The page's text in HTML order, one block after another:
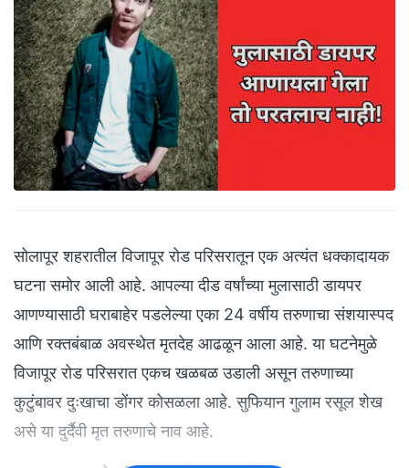
सोलापूर शहरातील विजापूर रोड परिसरातून एक अत्यंत धक्कादायक
घटना समोर आली आहे. आपल्या दीड वर्षांच्या मुलासाठी डायपर
आणण्यासाठी घराबाहेर पडलेल्या एका 24 वर्षीय तरुणाचा संशयास्पद
आणि रक्तबंबाळ अवस्थेत मृतदेह आढळून आला आहे. या घटनेमुळे
विजापूर रोड परिसरात एकच खळबळ उडाली असून तरुणाच्या
कुटुंबावर दुःखाचा डोंगर कोसळला आहे. सुफियान गुलाम रसूल शेख
असे या दुर्दैवी मृत तरुणाचे नाव आहे.